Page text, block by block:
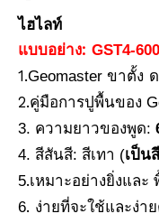
ไฮไลท์
แบบอย่าง: GST4-
1.Geomaster ขาตั้ง
2.คู่มือการปูพื้นของ
3. ความยาวของพูด:
4. สีสันสี: สีเทา (เป็น
5.เหมาะอย่างยิ่งและ
6. ง่ายที่จะใช้และง่า